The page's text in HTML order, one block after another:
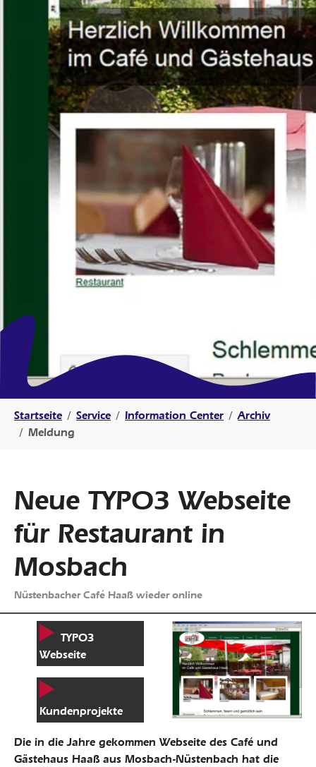
Startseite Service Information Center
Archiv
Meldung
Neue TYPO3 Webseite
für Restaurant in
Mosbach
Nüstenbacher Café Haaß wieder online
TYPO3
Webseite
Kundenprojekte
Die in die Jahre gekommen Webseite des Café und
Gästehaus Haaß aus Mosbach-Nüstenbach hat die